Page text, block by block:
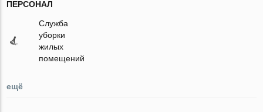
ПЕРСОНАЛ
Служба
уборки
жилых
помещений
ещё